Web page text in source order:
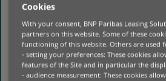
DIRIGEANTS ACCORDENT
D’IMPORTANCE À LA GESTION
ÉQUIPEMENTS SUR
DE VIE QU’À LEUR
FINANCEMENT, DANS UN
RENFORCEMENT DES
Cookies
With your consent, BNP Paribas Leasing
partners on this website. Some of these
functioning of this website. Others are used
- setting your preferences: These cookies
features of the Site and in particular the
- audience measurement: These cookies